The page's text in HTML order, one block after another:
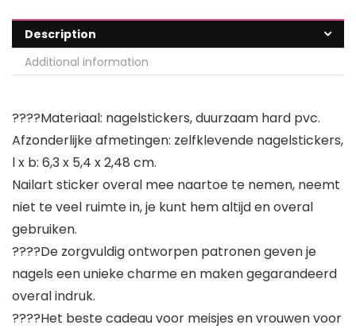
Description
Additional information
????Materiaal: nagelstickers, duurzaam hard pvc.
Afzonderlijke afmetingen: zelfklevende nagelstickers,
l x b: 6,3 x 5,4 x 2,48 cm.
Nailart sticker overal mee naartoe te nemen, neemt
niet te veel ruimte in, je kunt hem altijd en overal
gebruiken.
????De zorgvuldig ontworpen patronen geven je
nagels een unieke charme en maken gegarandeerd
overal indruk.
????Het beste cadeau voor meisjes en vrouwen voor